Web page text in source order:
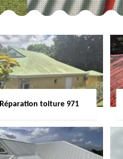
Réparation toiture 971